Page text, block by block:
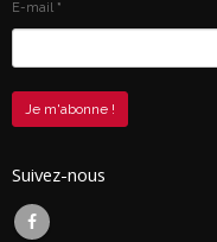
E-mail *
Suivez-nous